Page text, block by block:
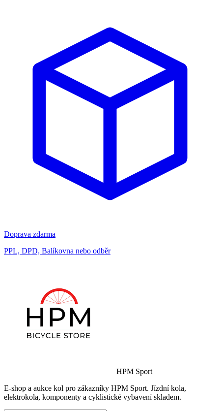
Doprava zdarma
PPL, DPD, Balíkovna nebo odběr
HPM Sport
E-shop a aukce kol pro zákazníky HPM Sport. Jízdní kola,
elektrokola, komponenty a cyklistické vybavení skladem.